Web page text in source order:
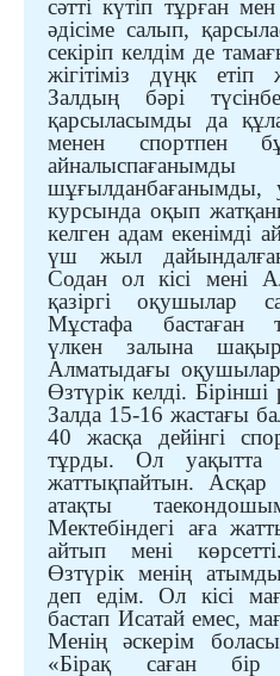
сәтті күтіп тұрған
әдісіме салып,
секіріп келдім де
жігітіміз дүңк етіп
Залдың бәрі
қарсыласымды да қ
менен спортпен
шұғылданбағанымды,
курсында оқып
келген адам екенімді
үш жыл
Содан ол кісі мені
қазіргі оқушылар
Мұстафа бастаған
үлкен залына
Алматыдағы о
Өзтүрік келді.
Залда 15-16 жастағы
40 жасқа дейінгі
тұрды. Ол уақытта
жаттықпайтын. Асқар
атақты
Мектебіндегі аға
айтып мені
Өзтүрік менің
деп едім. Ол кісі
бастап Исатай емес,
Менің әскерім
«Бірақ саған